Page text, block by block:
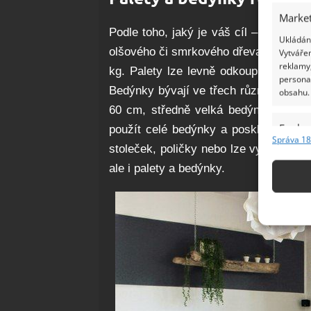
obsahu.
Funkce
Správa
Podle toho, jaký je váš cíl – volíte
olšového či smrkového dřeva. Palety
kg. Palety lze levně odkoupit i
Bedýnky bývají ve třech různých
60 cm, středně velká bedýnka 28 x
použít celé bedýnky a poskládat z
stoleček, poličky nebo lze využít
ale i palety a bedýnky.